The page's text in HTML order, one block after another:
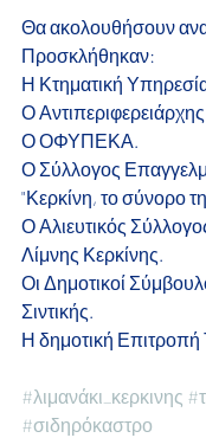
Θα ακολουθήσουν
Προσκλήθηκαν:
Η Κτηματική
Ο
Ο ΟΦΥΠΕΚΑ.
Ο Σύλλογος
"Κερκίνη, το σύνορο
Ο Αλιευτικός
Λίμνης Κερκίνης.
Οι Δημοτικοί
Σιντικής.
Η δημοτική Επιτροπή
#λιμανάκι_κερκινης
#σιδηρόκαστρο